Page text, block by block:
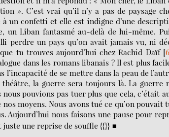
». C’est vrai qu’il n’y a pas de paysage
un confetti et elle est indigne d’une
un Liban fantasmé au-delà de lui-même.
perdre un pays qu’on avait jamais vu, ni
tu trouves aujourd’hui chez Rachid Daïf[6
dans les romans libanais ? Il est plus
l’incapacité de se mettre dans la peau de
la guerre sera toujours là. La guerre
pouvions pas tuer plus que cela, c’était
nos moyens. Nous avons tué ce qu’on
Aujourd’hui nous faisons une pause pour
juste une reprise de souffle {{}} ■